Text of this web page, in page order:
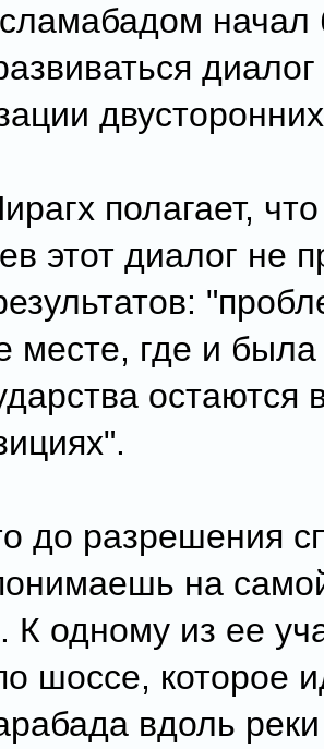
начал
полагает,
этот диалог не
месте, где и
остаются
до разрешения
на
К одному из ее
шоссе, которое
вдоль